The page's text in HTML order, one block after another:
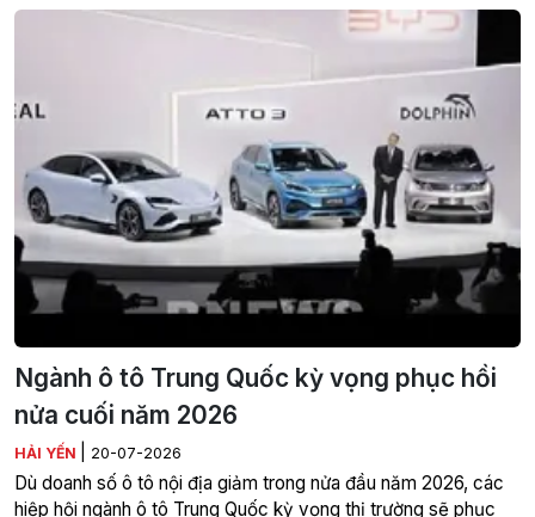
Ngành ô tô Trung Quốc kỳ vọng phục hồi
nửa cuối năm 2026
HẢI YẾN 20-07-2026
Dù doanh số ô tô nội địa giảm trong nửa đầu năm 2026, các
hiệp hội ngành ô tô Trung Quốc kỳ vọng thị trường sẽ phục